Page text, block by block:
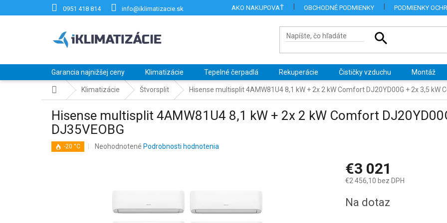
0951 418 814 info@iklimatizacie.sk AKO NAKUPOVAŤ OBCHODNÉ PODMIENKY PODMIENKY
Garancia najnižšej ceny Klimatizácie Tepelné čerpadlá Rekuperácie Čističky vzduchu Montáž
DomovKlimatizácie Štvorsplit Hisense multisplit 4AMW81U4 8,1 kW + 2x 2 kW Comfort DJ20YD00G + 2x 3,5 kW
Hisense multisplit 4AMW81U4 8,1 kW + 2x 2 kW Comfort
DJ35VEOBG
-20 °C
Priemerné
hviezdičiek.
Neohodnotené Podrobnosti hodnotenia
€3 021
€2 456,10 bez DPH
cena:
Na dotaz